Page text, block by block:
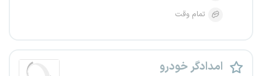
تمام وقت
امدادگر خودرو